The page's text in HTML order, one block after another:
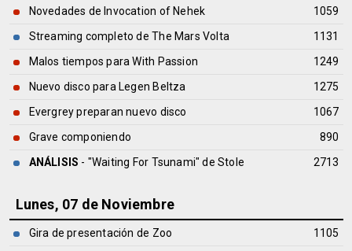
Novedades de Invocation of Nehek
1059
Streaming completo de The Mars Volta
1131
Malos tiempos para With Passion
1249
Nuevo disco para Legen Beltza
1275
Evergrey preparan nuevo disco
1067
Grave componiendo
890
ANÁLISIS - "Waiting For Tsunami" deStole 2713
Lunes, 07 de Noviembre
Gira de presentación de Zoo
1105